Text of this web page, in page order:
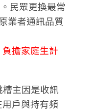
民眾更換最常
業者通訊品質
負擔家庭生計
主因是收訊
戶與持有頻